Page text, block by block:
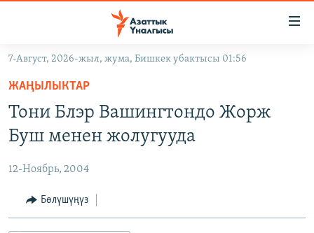
Навигацияга
өтүңүз
Издөөгө
салыңыз
ЭКОНОМИКА
МАДАНИЯТ
БОРБОР АЗИЯ
УКРАИНА
АТАЙЫН ИЛИКТӨӨ
ТВ ПРОГРАММАЛАР
7-Август, 2026-жыл, жума, Бишкек убактысы 01:56
ЖАҢЫЛЫКТАР
Тони Блэр Вашингтондо Жорж
Буш менен жолугууда
12-Ноябрь, 2004
Бөлүшүңүз